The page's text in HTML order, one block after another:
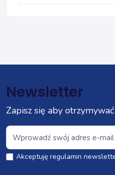
Newsletter
Zapisz się aby
Akceptuję regulamin